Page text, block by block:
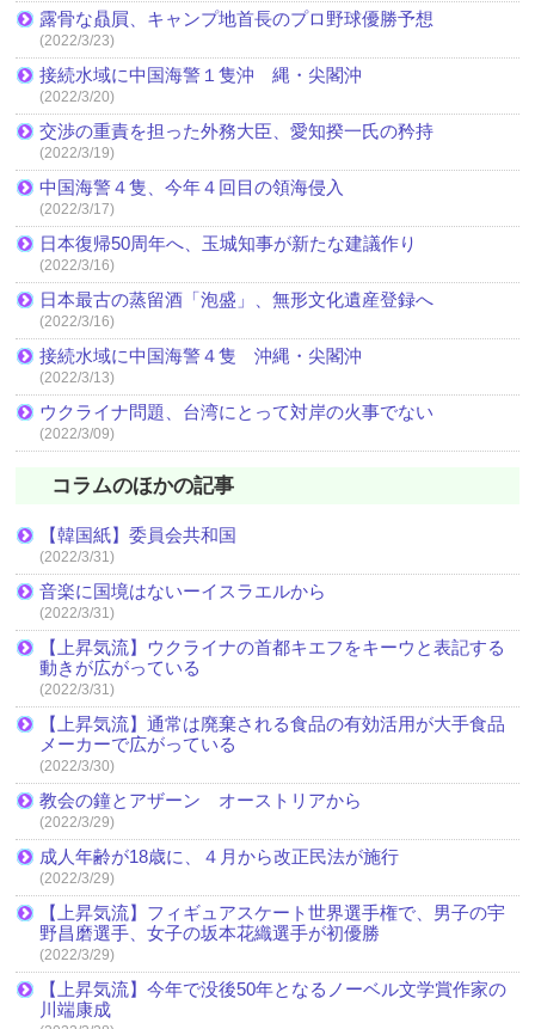
露骨な贔屓、キャンプ地首長のプロ野球優勝予想
(2022/3/23)
接続水域に中国海警１隻沖 縄・尖閣沖
(2022/3/20)
交渉の重責を担った外務大臣、愛知揆一氏の矜持
(2022/3/19)
中国海警４隻、今年４回目の領海侵入
(2022/3/17)
日本復帰50周年へ、玉城知事が新たな建議作り
(2022/3/16)
日本最古の蒸留酒「泡盛」、無形文化遺産登録へ
(2022/3/16)
接続水域に中国海警４隻 沖縄・尖閣沖
(2022/3/13)
ウクライナ問題、台湾にとって対岸の火事でない
(2022/3/09)
コラムのほかの記事
【韓国紙】委員会共和国
(2022/3/31)
音楽に国境はないーイスラエルから
(2022/3/31)
【上昇気流】ウクライナの首都キエフをキーウと表記する
動きが広がっている
(2022/3/31)
【上昇気流】通常は廃棄される食品の有効活用が大手食品
メーカーで広がっている
(2022/3/30)
教会の鐘とアザーン オーストリアから
(2022/3/29)
成人年齢が18歳に、４月から改正民法が施行
(2022/3/29)
【上昇気流】フィギュアスケート世界選手権で、男子の宇
野昌磨選手、女子の坂本花織選手が初優勝
(2022/3/29)
【上昇気流】今年で没後50年となるノーベル文学賞作家の
川端康成